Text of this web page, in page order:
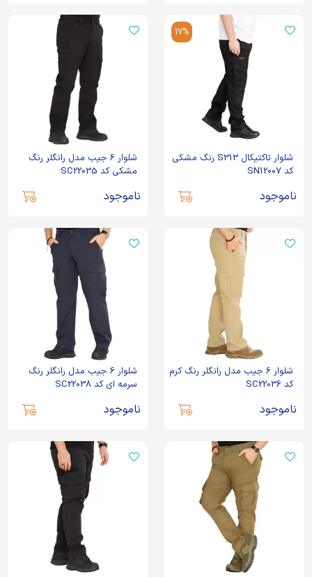
17%
شلوار تاکتیکال S313 رنگ مشکی
کد SN12007
ناموجود
شلوار 6 جیب مدل رانگلر رنگ
مشکی کد SC22035
ناموجود
شلوار 6 جیب مدل رانگلر رنگ کرم
کد SC22036
ناموجود
شلوار 6 جیب مدل رانگلر رنگ
سرمه ای کد SC22038
ناموجود